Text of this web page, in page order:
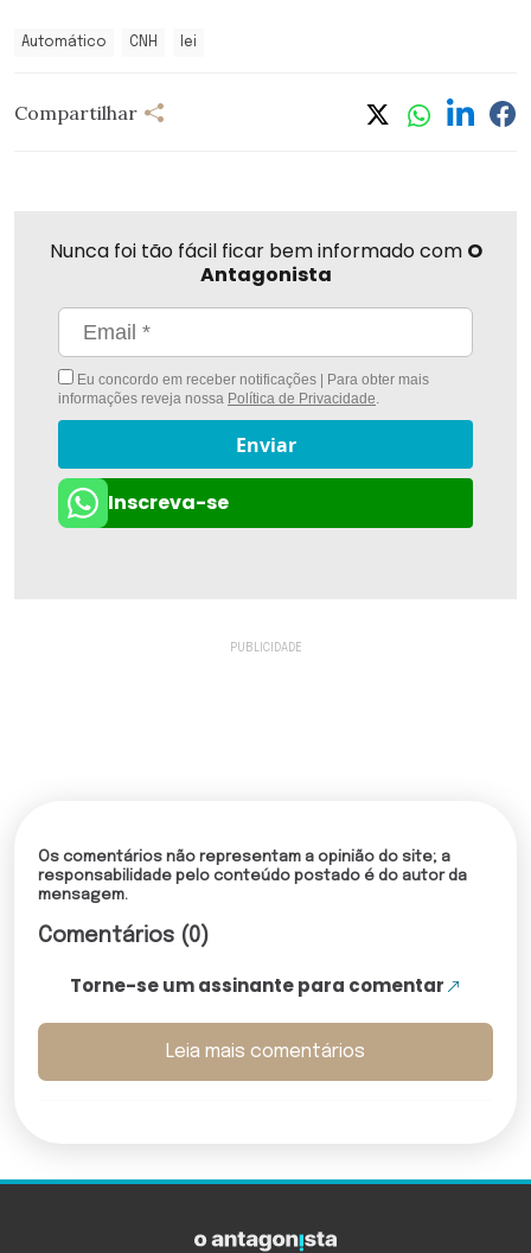
Automático CNH lei
Compartilhar
Nunca foi tão fácil ficar bem informado com O
Antagonista
Eu concordo em receber notificações | Para obter mais
informações reveja nossa Política de Privacidade.
Enviar
Inscreva-se
Os comentários não representam a opinião do site; a
responsabilidade pelo conteúdo postado é do autor da
mensagem.
Comentários (0)
Torne-se um assinante para comentar
Leia mais comentários